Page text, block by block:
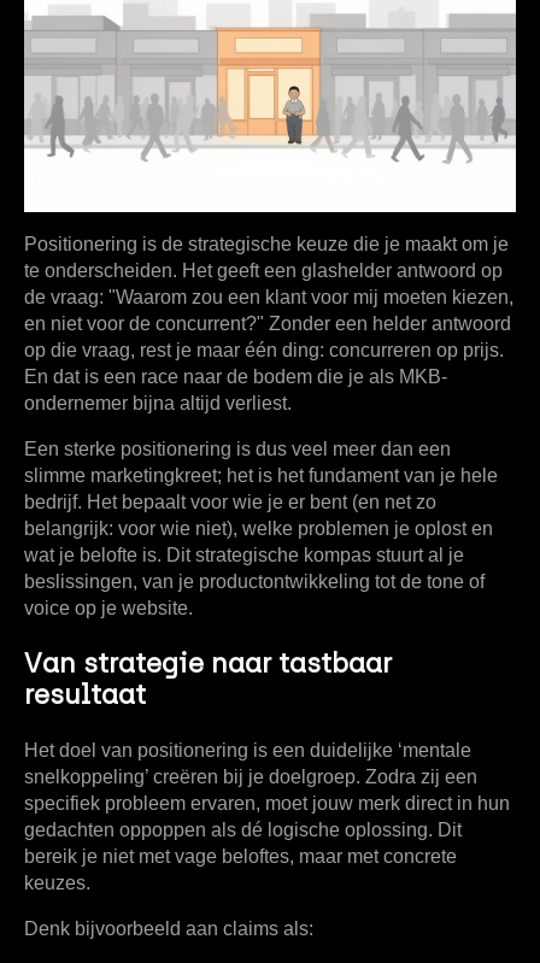
Positionering is de strategische keuze die je maakt om je
te onderscheiden. Het geeft een glashelder antwoord op
de vraag: "Waarom zou een klant voor mij moeten kiezen,
en niet voor de concurrent?" Zonder een helder antwoord
op die vraag, rest je maar één ding: concurreren op prijs.
En dat is een race naar de bodem die je als MKB-
ondernemer bijna altijd verliest.
Een sterke positionering is dus veel meer dan een
slimme marketingkreet; het is het fundament van je hele
bedrijf. Het bepaalt voor wie je er bent (en net zo
belangrijk: voor wie niet), welke problemen je oplost en
wat je belofte is. Dit strategische kompas stuurt al je
beslissingen, van je productontwikkeling tot de tone of
voice op je website.
Van strategie naar tastbaar
resultaat
Het doel van positionering is een duidelijke ‘mentale
snelkoppeling’ creëren bij je doelgroep. Zodra zij een
specifiek probleem ervaren, moet jouw merk direct in hun
gedachten oppoppen als dé logische oplossing. Dit
bereik je niet met vage beloftes, maar met concrete
keuzes.
Denk bijvoorbeeld aan claims als: